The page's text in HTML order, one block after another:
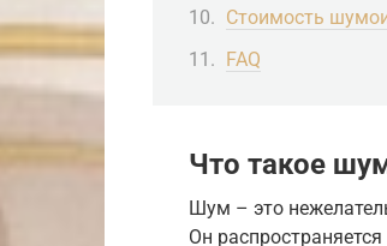
Стоимость
FAQ
Что такое
Шум – это
Он